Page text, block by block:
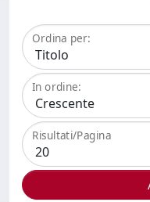
Ordina per:
In ordine:
Risultati/Pagina